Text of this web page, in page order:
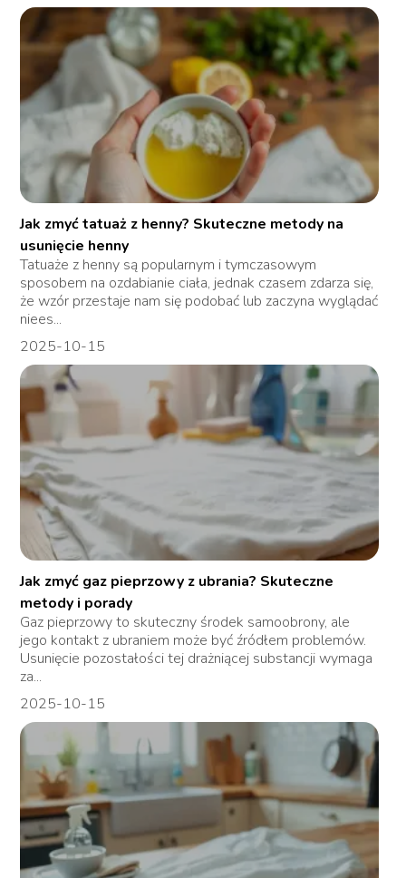
Jak zmyć tatuaż z henny? Skuteczne metody na
usunięcie henny
Tatuaże z henny są popularnym i tymczasowym
sposobem na ozdabianie ciała, jednak czasem zdarza się,
że wzór przestaje nam się podobać lub zaczyna wyglądać
niees...
2025-10-15
Jak zmyć gaz pieprzowy z ubrania? Skuteczne
metody i porady
Gaz pieprzowy to skuteczny środek samoobrony, ale
jego kontakt z ubraniem może być źródłem problemów.
Usunięcie pozostałości tej drażniącej substancji wymaga
za...
2025-10-15